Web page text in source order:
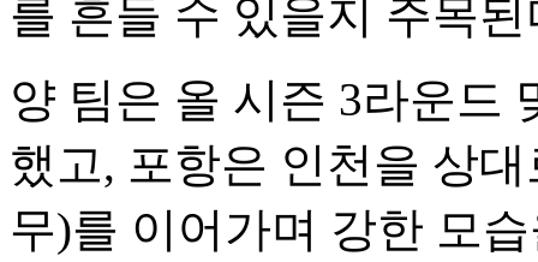
를 흔들 수 있을지 주목된
양 팀은 올 시즌 3라운드
했고, 포항은 인천을 상
무)를 이어가며 강한 모